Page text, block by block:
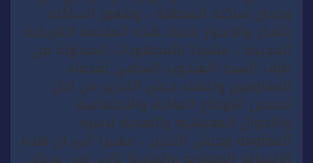
وجدان ساكنة المنطقة ، وشعور الساكنة
بالفخر والاعتزاز باحياء هذه الملحمة التاريخية
المجيدة ، مشيدا بالمجهودات المبذولة من
طرف السيد المندوب السامي لقدماء
المقاومين واعضاء جيش التحرير من اجل
تحسين الاوضاع المادية والاجتماعية
والاحوال المعيشية والصحية لاسرة
المقاومة وجيش التحرير ، مشيرا الى ان هذه